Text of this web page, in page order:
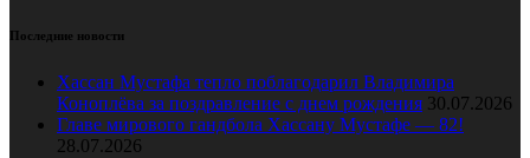
Последние новости
Хассан Мустафа тепло поблагодарил Владимира
Коноплёва за поздравление с днем рождения 30.07.2026
Главе мирового гандбола Хассану Мустафе — 82!
28.07.2026